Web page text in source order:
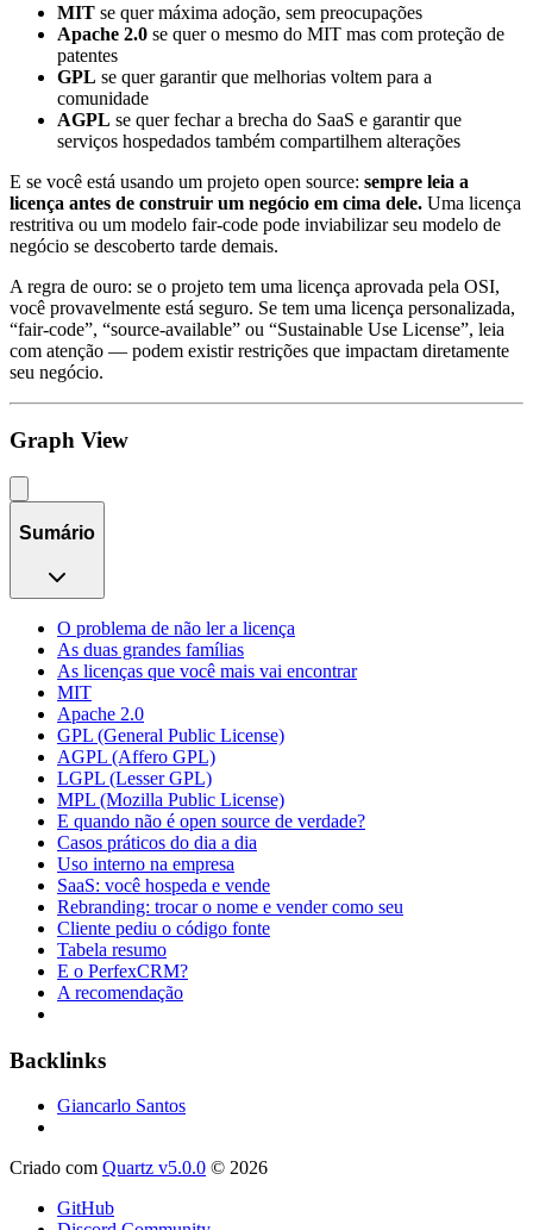
MIT se quer máxima adoção, sem preocupações
Apache 2.0 se quer o mesmo do MIT mas com proteção de
patentes
GPL se quer garantir que melhorias voltem para a
comunidade
AGPL se quer fechar a brecha do SaaS e garantir que
serviços hospedados também compartilhem alterações
E se você está usando um projeto open source: sempre leia a
licença antes de construir um negócio em cima dele. Uma licença
restritiva ou um modelo fair-code pode inviabilizar seu modelo de
negócio se descoberto tarde demais.
A regra de ouro: se o projeto tem uma licença aprovada pela OSI,
você provavelmente está seguro. Se tem uma licença personalizada,
“fair-code”, “source-available” ou “Sustainable Use License”, leia
com atenção — podem existir restrições que impactam diretamente
seu negócio.
Graph View
Sumário
O problema de não ler a licença
As duas grandes famílias
As licenças que você mais vai encontrar
MIT
Apache 2.0
GPL (General Public License)
AGPL (Affero GPL)
LGPL (Lesser GPL)
MPL (Mozilla Public License)
E quando não é open source de verdade?
Casos práticos do dia a dia
Uso interno na empresa
SaaS: você hospeda e vende
Rebranding: trocar o nome e vender como seu
Cliente pediu o código fonte
Tabela resumo
E o PerfexCRM?
A recomendação
Backlinks
Giancarlo Santos
Criado com Quartz v5.0.0 © 2026
GitHub